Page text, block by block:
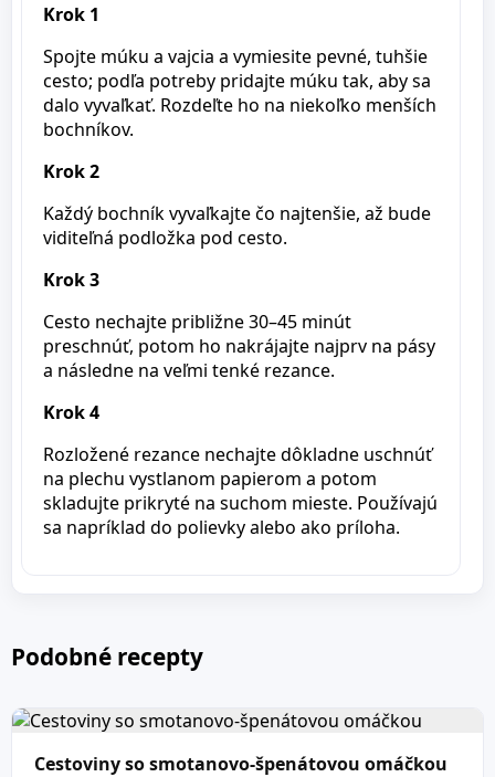
Krok 1
Spojte múku a vajcia a vymiesite pevné, tuhšie
cesto; podľa potreby pridajte múku tak, aby sa
dalo vyvaľkať. Rozdeľte ho na niekoľko menších
bochníkov.
Krok 2
Každý bochník vyvaľkajte čo najtenšie, až bude
viditeľná podložka pod cesto.
Krok 3
Cesto nechajte približne 30–45 minút
preschnúť, potom ho nakrájajte najprv na pásy
a následne na veľmi tenké rezance.
Krok 4
Rozložené rezance nechajte dôkladne uschnúť
na plechu vystlanom papierom a potom
skladujte prikryté na suchom mieste. Používajú
sa napríklad do polievky alebo ako príloha.
Podobné recepty
Cestoviny so smotanovo-špenátovou omáčkou